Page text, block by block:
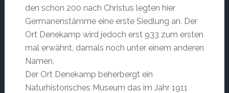
den schon 200 nach Christus legten hier
Germanenstämme eine erste Siedlung an. Der
Ort Denekamp wird jedoch erst 933 zum ersten
mal erwähnt, damals noch unter einem anderen
Namen.
Der Ort Denekamp beherbergt ein
Naturhistorisches Museum das im Jahr 1911